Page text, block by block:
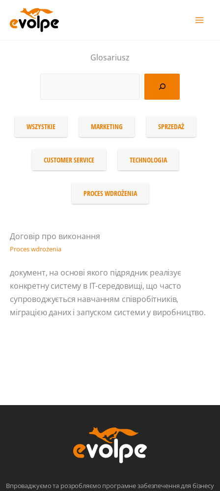
Перейти
Glosariusz
WSZYSTKIE MARKETING SPRZEDAŻ
CUSTOMER SERVICE TECHNOLOGIA
PROCES WDROŻENIA
Договір про виконання
Proces wdrożenia
документ, на основі якого підрядник реалізує
конкретну систему в ІТ-середовищі, що часто
супроводжується навчанням співробітників,
міграцією даних і запуском системи у виробництво.
Впроваджуємо та розробляємо програмне забезпечення для бізнесу